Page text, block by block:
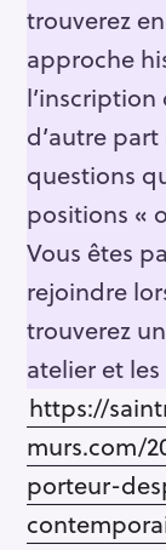
trouverez
approche
d’autre
questions
positions «
Vous êtes
rejoindre
trouverez
atelier et
https://
murs.com/
porteur-